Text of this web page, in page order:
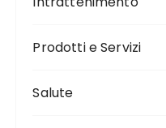
Prodotti e Servizi
Salute